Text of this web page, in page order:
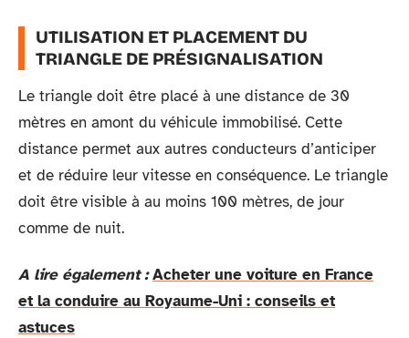
UTILISATION ET PLACEMENT DU
TRIANGLE DE PRÉSIGNALISATION
Le triangle doit être placé à une distance de 30
mètres en amont du véhicule immobilisé. Cette
distance permet aux autres conducteurs d’anticiper
et de réduire leur vitesse en conséquence. Le triangle
doit être visible à au moins 100 mètres, de jour
comme de nuit.
A lire également : Acheter une voiture en France
et la conduire au Royaume-Uni : conseils et
astuces